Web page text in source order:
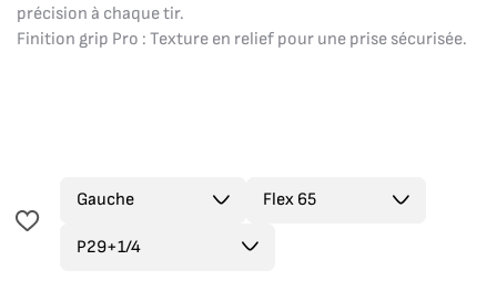
précision à chaque tir.
Finition grip Pro : Texture en relief pour une prise sécurisée.